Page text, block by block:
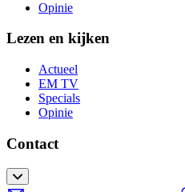
Opinie
Lezen en kijken
Actueel
EM TV
Specials
Opinie
Contact